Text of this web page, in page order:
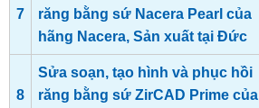
7
răng bằng sứ Nacera Pearl của
hãng Nacera, Sản xuất tại Đức
8
Sửa soạn, tạo hình và phục hồi
răng bằng sứ ZirCAD Prime của